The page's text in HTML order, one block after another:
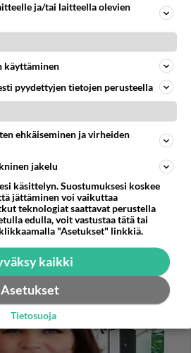
ja/tai laitteella olevien
käyttäminen
pyydettyjen tietojen perusteella
ehkäiseminen ja virheiden
jakelu
käsittelyn. Suostumuksesi koskee
jättäminen voi vaikuttaa
teknologiat saattavat perustella
edulla, voit vastustaa tätä tai
"Asetukset" linkkiä.
kaikki
Asetukset
Tietosuoja